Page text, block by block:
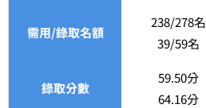
需用/錄取名額
238/278名
39/59名
錄取分數
59.50分
64.16分